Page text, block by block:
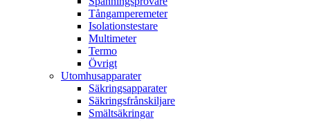
Tångamperemeter
Isolationstestare
Multimeter
Termo
Övrigt
Utomhusapparater
Säkringsapparater
Säkringsfrånskiljare
Smältsäkringar